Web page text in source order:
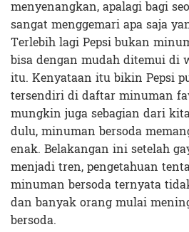
menyenangkan, apalagi bagi
sangat menggemari apa saja
Terlebih lagi Pepsi bukan
bisa dengan mudah ditemui di
itu. Kenyataan itu bikin Pepsi
tersendiri di daftar minuman
mungkin juga sebagian dari
dulu, minuman bersoda
enak. Belakangan ini setelah
menjadi tren, pengetahuan
minuman bersoda ternyata
dan banyak orang mulai
bersoda.